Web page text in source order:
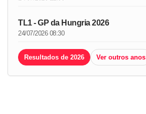
TL1 - GP da Hungria 2026
24/07/2026 08:30
Resultados de 2026 Ver outros anos